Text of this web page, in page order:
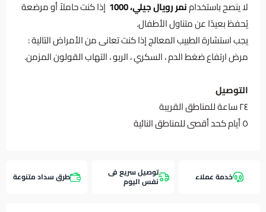
لا ينصح باستخدامنمررويال جيلي، 1000
إذا كنت حاملاً أو مرضعة
يُحفظ بعيدًا عن متناول الأطفال.
يجب استشارة الطبيب المعالج إذا كنت تعانى من الأمراض التالية :
مرض ارتفاع ضغط الدم ، السكري ، الربو ، التهاب القولون المزمن.
التوصيل
٢٤ ساعة للمناطق القريبة
٥ أيام كحد أقصى للمناطق النائية
خدمة عملاء توصيل سريع فى
نفس اليوم طرق سداد متنوعة